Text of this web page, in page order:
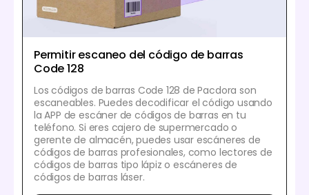
Permitir escaneo del código de barras
Code 128
Los códigos de barras Code 128 de Pacdora son
escaneables. Puedes decodificar el código usando
la APP de escáner de códigos de barras en tu
teléfono. Si eres cajero de supermercado o
gerente de almacén, puedes usar escáneres de
códigos de barras profesionales, como lectores de
códigos de barras tipo lápiz o escáneres de
códigos de barras láser.